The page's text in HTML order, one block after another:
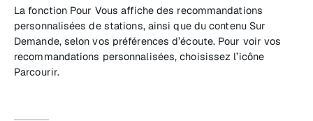
La fonction Pour Vous affiche des recommandations
personnalisées de stations, ainsi que du contenu Sur
Demande, selon vos préférences d’écoute. Pour voir vos
recommandations personnalisées, choisissez l’icône
Parcourir.